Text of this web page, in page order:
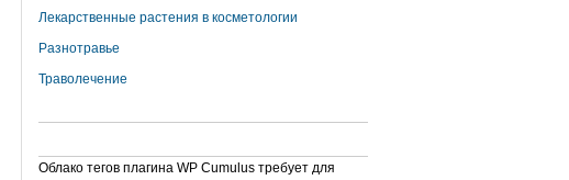
Лекарственные растения в косметологии
Разнотравье
Траволечение
Облако тегов плагина WP Cumulus требует для